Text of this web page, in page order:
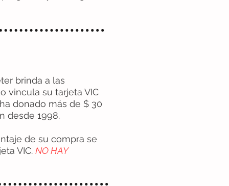
brinda a las
vincula su tarjeta VIC
donado más de $ 30
desde 1998.
de su compra se
VIC. NO HAY